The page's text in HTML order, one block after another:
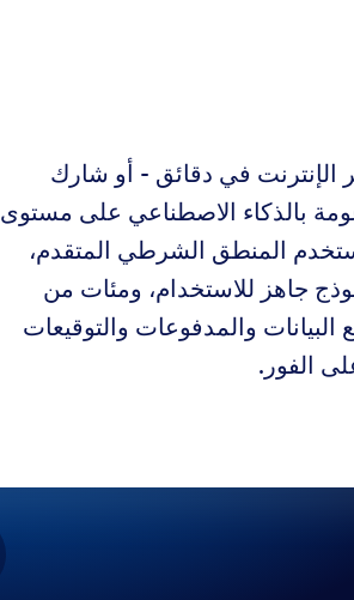
الإنترنت في دقائق - أو شارك
بالذكاء الاصطناعي على مستوى
المنطق الشرطي المتقدم،
من 20,000 نموذج جاهز للاستخدام، ومئات من
والمدفوعات والتوقيعات
الفور.